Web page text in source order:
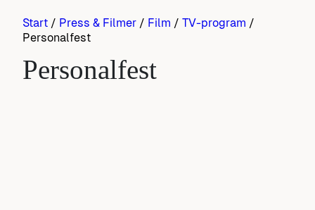
Start / Press & Filmer / Film / TV-program /
Personalfest
Personalfest